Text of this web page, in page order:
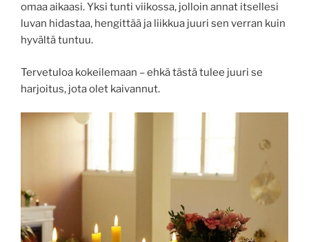
omaa aikaasi. Yksi tunti viikossa, jolloin annat itsellesi
luvan hidastaa, hengittää ja liikkua juuri sen verran kuin
hyvältä tuntuu.
Tervetuloa kokeilemaan – ehkä tästä tulee juuri se
harjoitus, jota olet kaivannut.